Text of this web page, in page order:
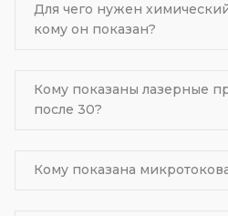
Для чего нужен
кому он показан?
Кому показаны лазерные
после 30?
Кому показана